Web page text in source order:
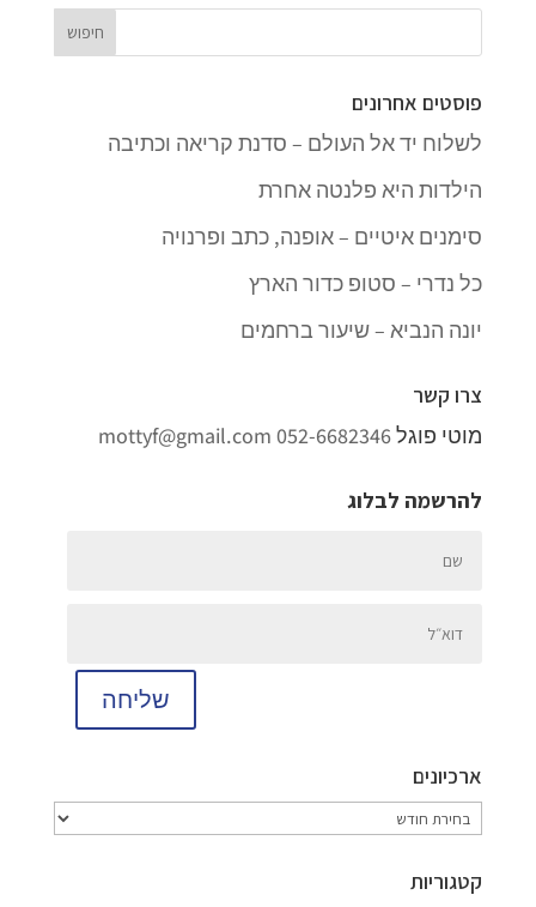
פוסטים אחרונים
לשלוח יד אל העולם – סדנת קריאה וכתיבה
הילדות היא פלנטה אחרת
סימנים איטיים – אופנה, כתב ופרנויה
כל נדרי – סטופ כדור הארץ
יונה הנביא – שיעור ברחמים
צרו קשר
מוטי פוגל052-6682346
mottyf@gmail.com
להרשמה לבלוג
שליחה
ארכיונים
ארכיונים
קטגוריות